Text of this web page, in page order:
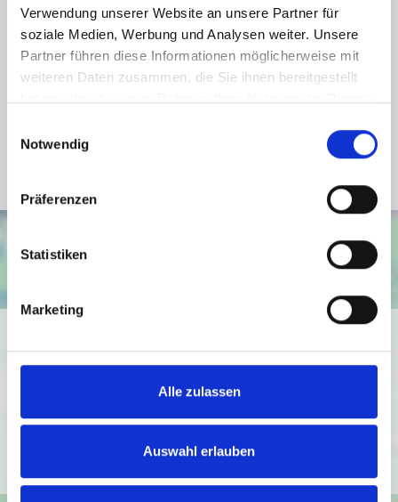
Verwendung unserer Website an unsere Partner für
soziale Medien, Werbung und Analysen weiter. Unsere
Partner führen diese Informationen möglicherweise mit
weiteren Daten zusammen, die Sie ihnen bereitgestellt
Notwendig
Präferenzen
Statistiken
Marketing
Alle zulassen
Auswahl erlauben
Energieverbrauch für Warmwasser
enthalten
Energieausweis Baujahr
1936
Wohngebäude
Befeuerung
Ich bin einverstanden